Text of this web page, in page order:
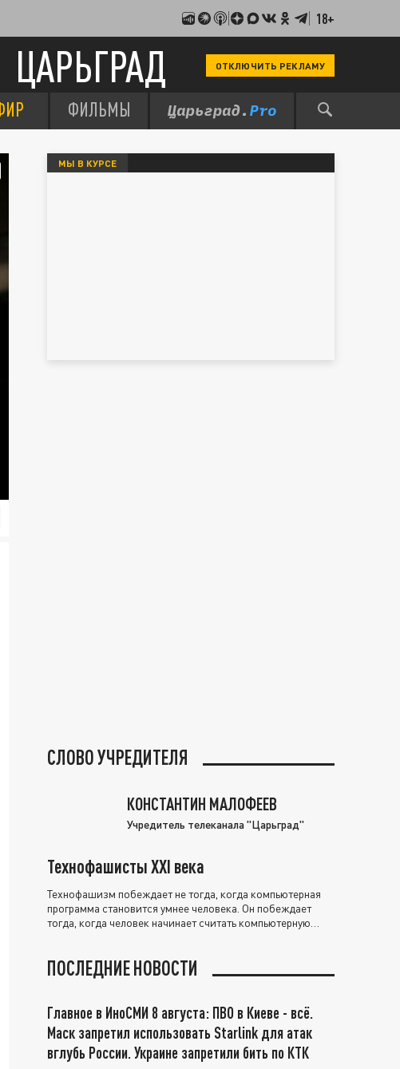
18+
ЦАРЬГРАД ОТКЛЮЧИТЬ РЕКЛАМУ
ФИЛЬМЫ
МЫ В КУРСЕ
СЛОВО УЧРЕДИТЕЛЯ
КОНСТАНТИН МАЛОФЕЕВ
Учредитель телеканала "Царьград"
Технофашисты XXI века
Технофашизм побеждает не тогда, когда компьютерная
программа становится умнее человека. Он побеждает
тогда, когда человек начинает считать компьютерную
ПОСЛЕДНИЕ НОВОСТИ
Главное в ИноСМИ 8 августа: ПВО в Киеве - всё.
Маск запретил использовать Starlink для атак
вглубь России. Украине запретили бить по КТК